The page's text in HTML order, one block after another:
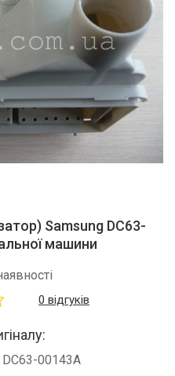
Samsung DC63-
машини
0 відгуків
00143A